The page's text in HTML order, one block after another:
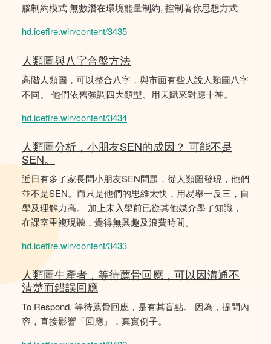
腦制約模式 無數潛在環境能量制約, 控制著你思想方式
hd.icefire.win/content/3435
人類圖與八字合盤方法
高階人類圖，可以整合八字，與市面有些人說人類圖八字
不同。 他們依舊強調四大類型、用天賦來對應十神。
hd.icefire.win/content/3434
人類圖分析，小朋友SEN的成因？ 可能不是
SEN。
近日有多了家長問小朋友SEN問題，從人類圖發現，他們
並不是SEN。而只是他們的思維太快，用易舉一反三，自
學及理解力高。 加上未入學前已從其他媒介學了知識，
在課室重複現聽，覺得無興趣及浪費時間。
hd.icefire.win/content/3433
人類圖生產者，等待薦骨回應，可以因溝通不
清楚而錯誤回應
To Respond, 等待薦骨回應，是有其盲點。 因為，提問內
容，直接影響「回應」，真實例子。